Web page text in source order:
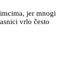
jer mnogi
vrlo često